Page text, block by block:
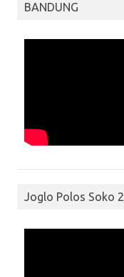
BANDUNG
Joglo Polos Soko